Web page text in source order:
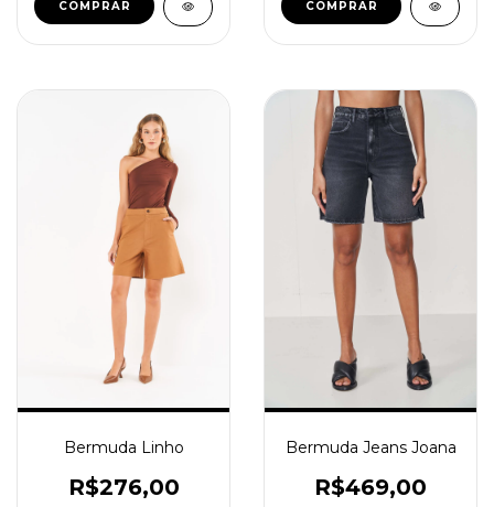
COMPRAR COMPRAR
Bermuda Linho
R$276,00
Bermuda Jeans Joana
R$469,00